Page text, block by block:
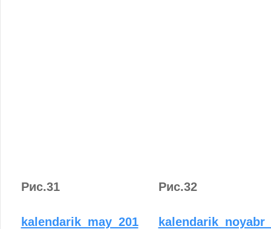
Рис.31
kalendarik_may_201
Рис.32